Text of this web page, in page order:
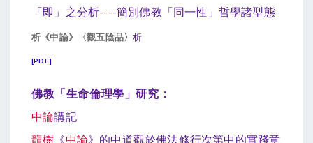
「即」之分析----簡別佛教「同一性」哲學諸型態
析 《中論》〈觀五陰品〉析
[PDF]
佛教「生命倫理學」研究：
中論講記
龍樹 《中論》的中道觀於佛法修行次第中的實踐意